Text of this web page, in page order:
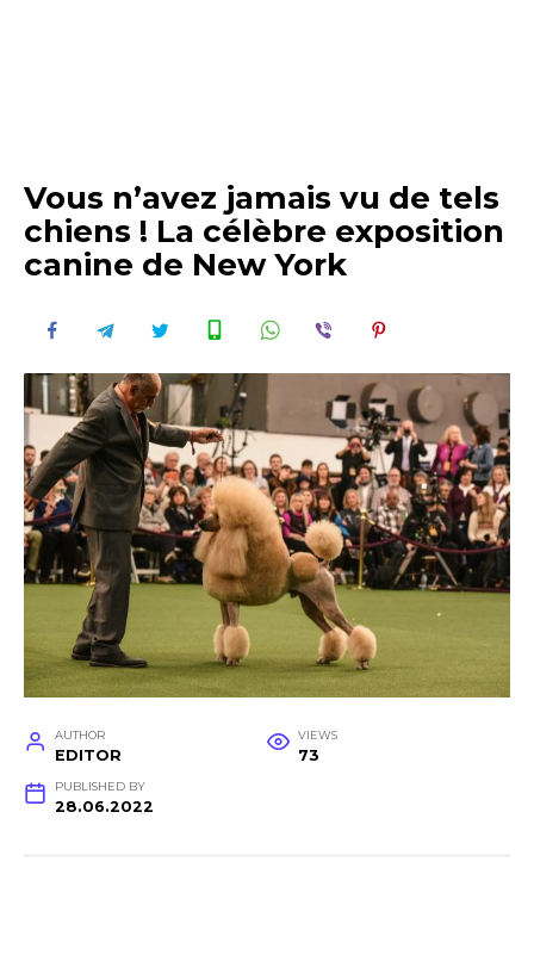
Vous n’avez jamais vu de tels
chiens ! La célèbre exposition
canine de New York
AUTHOR
EDITOR
VIEWS
73
PUBLISHED BY
28.06.2022